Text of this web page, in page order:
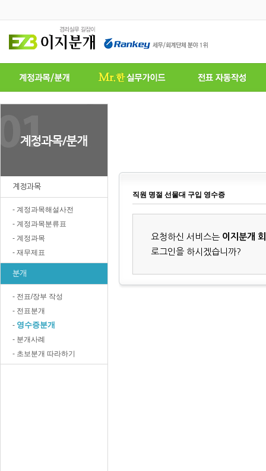
계정과목
- 계정과목해설사전
- 계정과목분류표
- 계정과목
- 재무제표
분개
- 전표/장부 작성
- 전표분개
- 영수증분개
- 분개사례
- 초보분개 따라하기
직원 명절 선물대 구입 영수증
요청하신 서비스는 이지분개
로그인을 하시겠습니까?